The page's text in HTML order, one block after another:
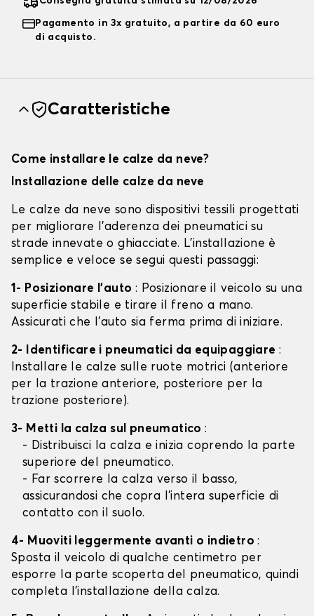
Pagamento in 3x gratuito, a partire da 60 euro
di acquisto.
Caratteristiche
Come installare le calze da neve?
Installazione delle calze da neve
Le calze da neve sono dispositivi tessili progettati
per migliorare l'aderenza dei pneumatici su
strade innevate o ghiacciate. L'installazione è
semplice e veloce se segui questi passaggi:
1- Posizionare l'auto : Posizionare il veicolo su una
superficie stabile e tirare il freno a mano.
Assicurati che l'auto sia ferma prima di iniziare.
2- Identificare i pneumatici da equipaggiare :
Installare le calze sulle ruote motrici (anteriore
per la trazione anteriore, posteriore per la
trazione posteriore).
3- Metti la calza sul pneumatico:
- Distribuisci la calza e inizia coprendo la parte
superiore del pneumatico.
- Far scorrere la calza verso il basso,
assicurandosi che copra l'intera superficie di
contatto con il suolo.
4- Muoviti leggermente avanti o indietro:
Sposta il veicolo di qualche centimetro per
esporre la parte scoperta del pneumatico, quindi
completa l'installazione della calza.